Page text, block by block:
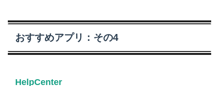
おすすめアプリ：その4
HelpCenter